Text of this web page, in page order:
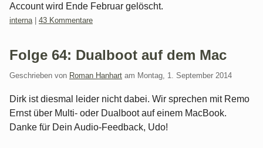
Account wird Ende Februar gelöscht.
Kategorien:
interna 43 Kommentare
Folge 64: Dualboot auf dem Mac
Geschrieben von Roman Hanhart am Montag, 1. September 2014
Dirk ist diesmal leider nicht dabei. Wir sprechen mit Remo
Ernst über Multi- oder Dualboot auf einem MacBook.
Danke für Dein Audio-Feedback, Udo!